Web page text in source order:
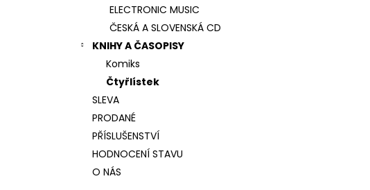
ELECTRONIC MUSIC
ČESKÁ A SLOVENSKÁ CD
KNIHY A ČASOPISY
Komiks
Čtyřlístek
SLEVA
PRODANÉ
PŘÍSLUŠENSTVÍ
HODNOCENÍ STAVU
O NÁS